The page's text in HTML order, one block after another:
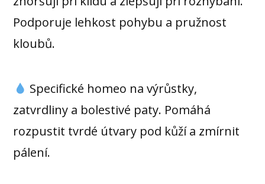
Podporuje lehkost pohybu a pružnost
kloubů.
Specifické homeo na výrůstky,
zatvrdliny a bolestivé paty. Pomáhá
rozpustit tvrdé útvary pod kůží a zmírnit
pálení.